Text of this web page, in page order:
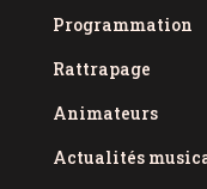
Programmation
Rattrapage
Animateurs
Actualités